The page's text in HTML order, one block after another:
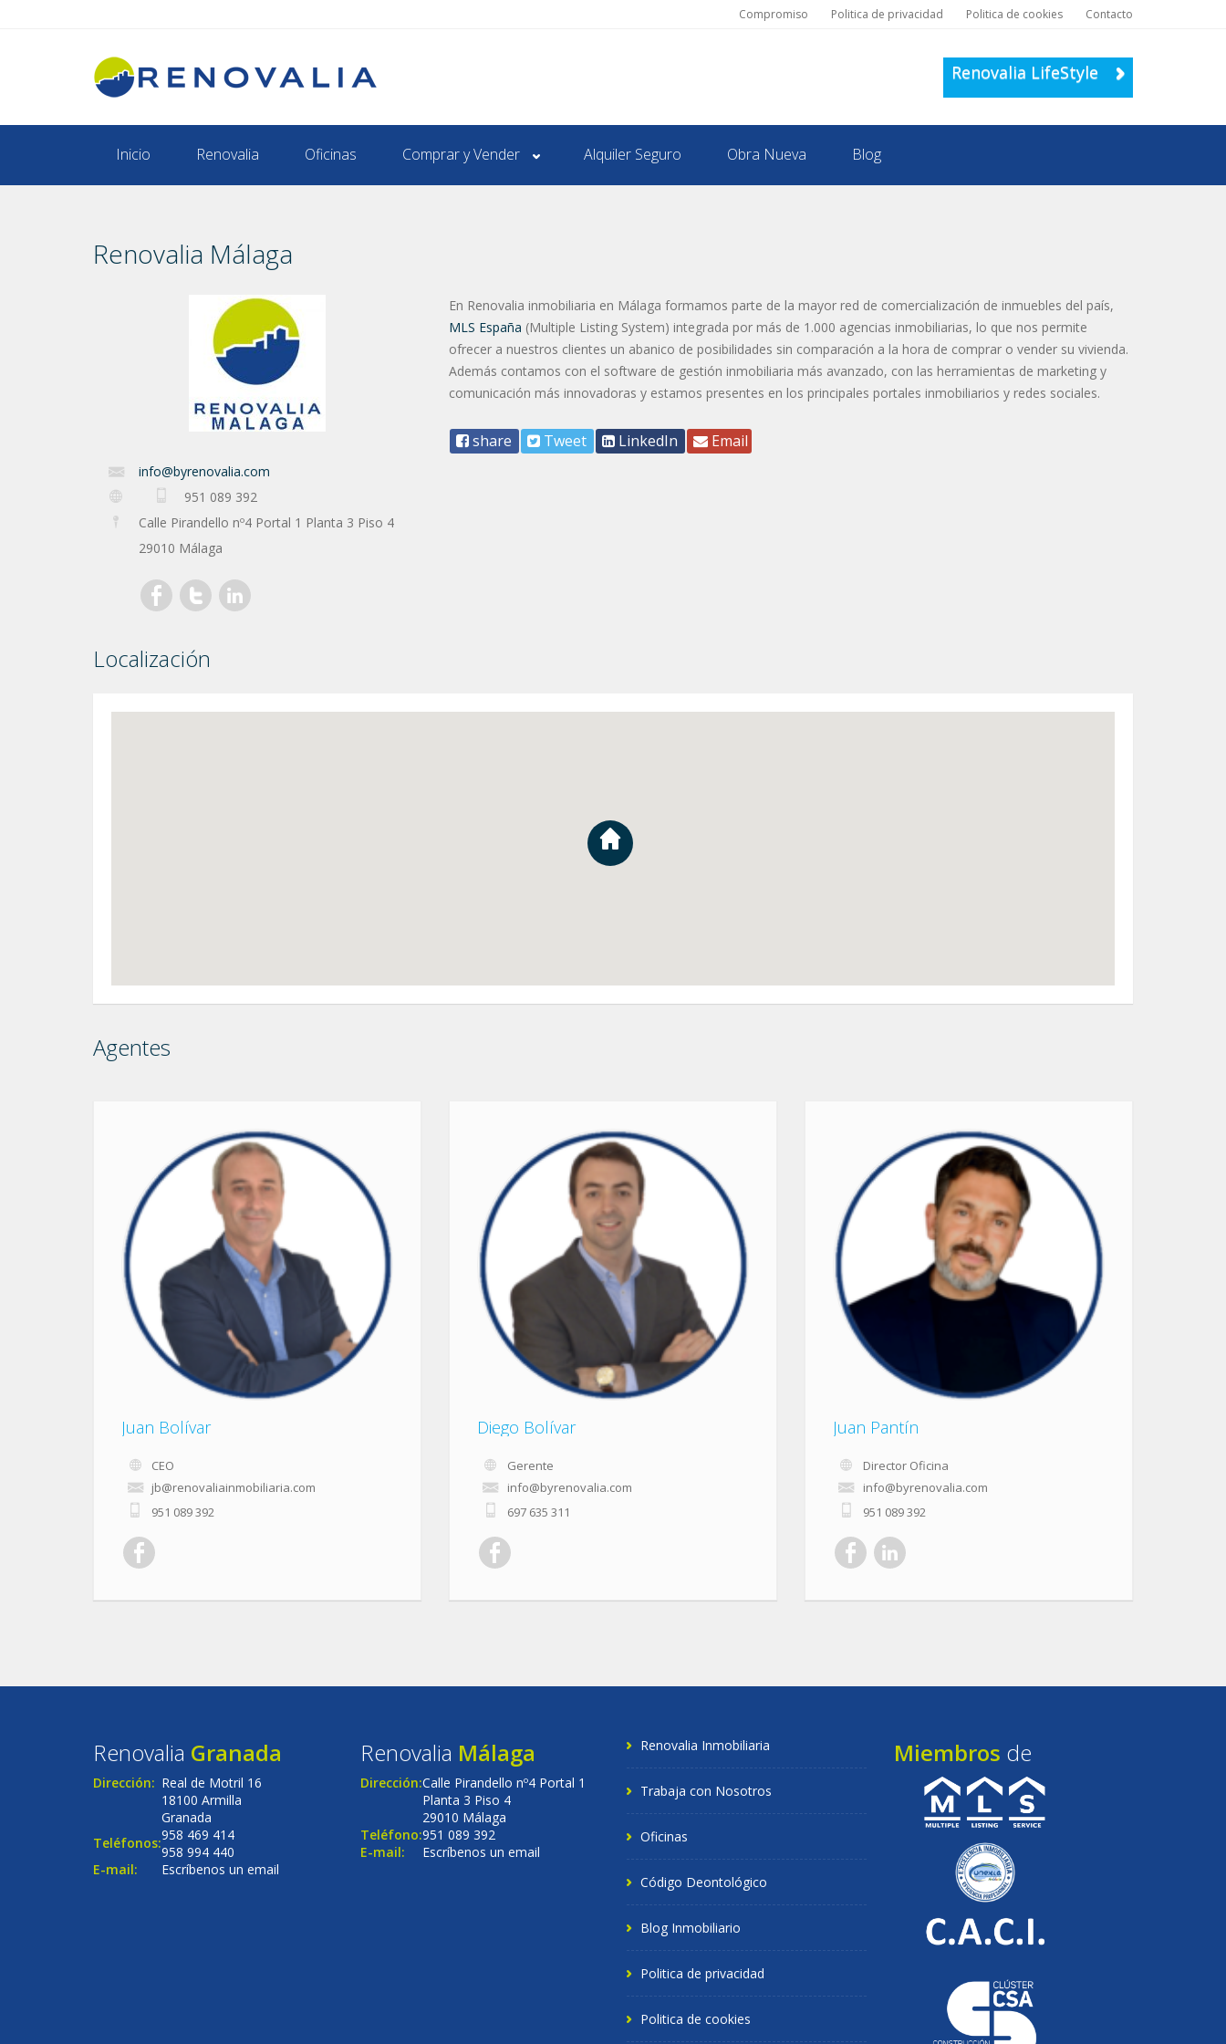
Compromiso Politica de privacidad Politica de cookies Contacto
Renovalia LifeStyle
Inicio Renovalia Oficinas Comprar y Vender Alquiler Seguro Obra Nueva Blog
Renovalia Málaga
info@byrenovalia.com
951 089 392
Calle Pirandello nº4 Portal 1 Planta 3 Piso 4
29010 Málaga
En Renovalia inmobiliaria en Málaga formamos parte de la mayor red de comercialización de inmuebles del país,
MLS España (Multiple Listing System) integrada por más de 1.000 agencias inmobiliarias, lo que nos permite
ofrecer a nuestros clientes un abanico de posibilidades sin comparación a la hora de comprar o vender su vivienda.
Además contamos con el software de gestión inmobiliaria más avanzado, con las herramientas de marketing y
comunicación más innovadoras y estamos presentes en los principales portales inmobiliarios y redes sociales.
share Tweet LinkedIn Email
Localización
Agentes
Juan Bolívar
CEO
jb@renovaliainmobiliaria.com
951 089 392
Diego Bolívar
Gerente
info@byrenovalia.com
697 635 311
Juan Pantín
Director Oficina
info@byrenovalia.com
951 089 392
Renovalia Granada
Dirección: Real de Motril 16
18100 Armilla
Granada
Teléfonos:958 469 414
958 994 440
E-mail:
Escríbenos un email
Renovalia Málaga
Dirección:Calle Pirandello nº4 Portal 1
Planta 3 Piso 4
29010 Málaga
Teléfono:951 089 392
E-mail:
Escríbenos un email
Renovalia Inmobiliaria
Trabaja con Nosotros
Oficinas
Código Deontológico
Blog Inmobiliario
Politica de privacidad
Politica de cookies
Miembros de